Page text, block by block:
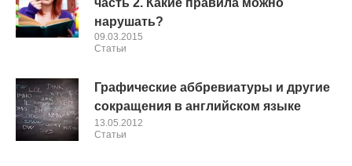
часть 2. Какие правила можно
нарушать?
09.03.2015
Cтатьи
Графические аббревиатуры и другие
сокращения в английском языке
13.05.2012
Cтатьи